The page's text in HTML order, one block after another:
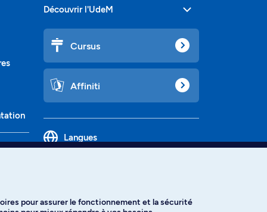
Découvrir l'UdeM
Cursus
Affiniti
Langues
pour assurer le fonctionnement et la sécurité